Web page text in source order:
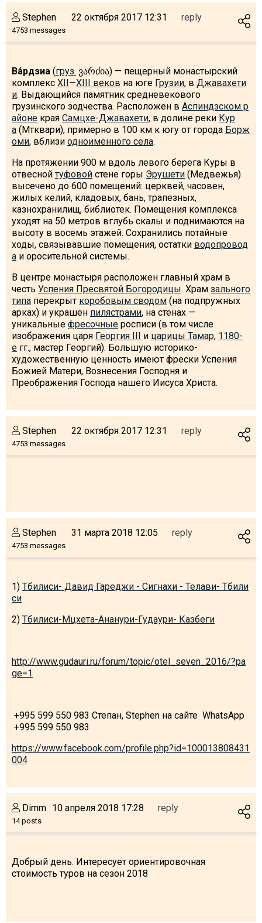
Stephen
4753 messages
22 октября 2017 12:31 reply
Ва́рдзиа (груз. ვარძია) — пещерный монастырский
комплекс XII—XIII веков на юге Грузии, в Джавахети
и. Выдающийся памятник средневекового
грузинского зодчества. Расположен в Аспиндзском р
айоне края Самцхе-Джавахети, в долине реки Кур
а (Мтквари), примерно в 100 км к югу от города Борж
оми, вблизи одноименного села.
На протяжении 900 м вдоль левого берега Куры в
отвеснойтуфовой стене горы Эрушети (Медвежья)
высечено до 600 помещений: церквей, часовен,
жилых келий, кладовых, бань, трапезных,
казнохранилищ, библиотек. Помещения комплекса
уходят на 50 метров вглубь скалы и поднимаются на
высоту в восемь этажей. Сохранились потайные
ходы, связывавшие помещения, остатки водопровод
а и оросительной системы.
В центре монастыря расположен главный храм в
честь Успения Пресвятой Богородицы. Храм зального
типа перекрыт коробовым сводом (на подпружных
арках) и украшен пилястрами, на стенах —
уникальные фресочные росписи (в том числе
изображения царя Георгия III и царицы Тамар, 1180-
е гг., мастер Георгий). Большую историко-
художественную ценность имеют фрески Успения
Божией Матери, Вознесения Господня и
Преображения Господа нашего Иисуса Христа.
Stephen
4753 messages
22 октября 2017 12:31 reply
Stephen
4753 messages
31 марта 2018 12:05 reply
1) Тбилиси- Давид Гареджи - Сигнахи - Телави- Тбили
си
2) Тбилиси-Мцхета-Ананури-Гудаури- Казбеги
http://www.gudauri.ru/forum/topic/otel_seven_2016/?pa
ge=1
+995 599 550 983 Степан, Stephen на сайте WhatsApp
+995 599 550 983
https://www.facebook.com/profile.php?id=100013808431
004
Dimm
14 posts
10 апреля 2018 17:28 reply
Добрый день. Интересует ориентировочная
стоимость туров на сезон 2018